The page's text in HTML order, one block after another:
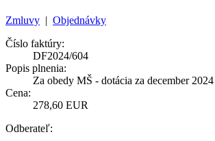
Zmluvy | Objednávky
Číslo faktúry:
DF2024/604
Popis plnenia:
Za obedy MŠ - dotácia za december 2024
Cena:
278,60 EUR
Odberateľ: